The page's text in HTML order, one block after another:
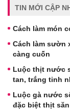
TIN MỚI CẬP
Cách làm món
Cách làm sườn
càng cuốn
Luộc thịt nước
tan, trắng tinh
Luộc gà nước
đặc biệt thịt